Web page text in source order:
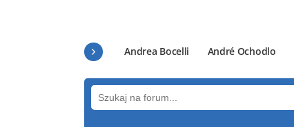
Andrea Bocelli André Ochodlo